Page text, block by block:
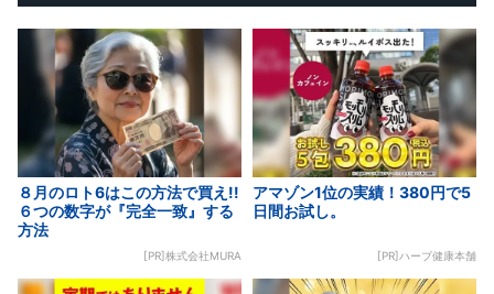
８月のロト6はこの方法で買え!!
６つの数字が『完全一致』する
方法
[PR]株式会社MURA
アマゾン1位の実績！380円で5
日間お試し。
[PR]ハーブ健康本舗